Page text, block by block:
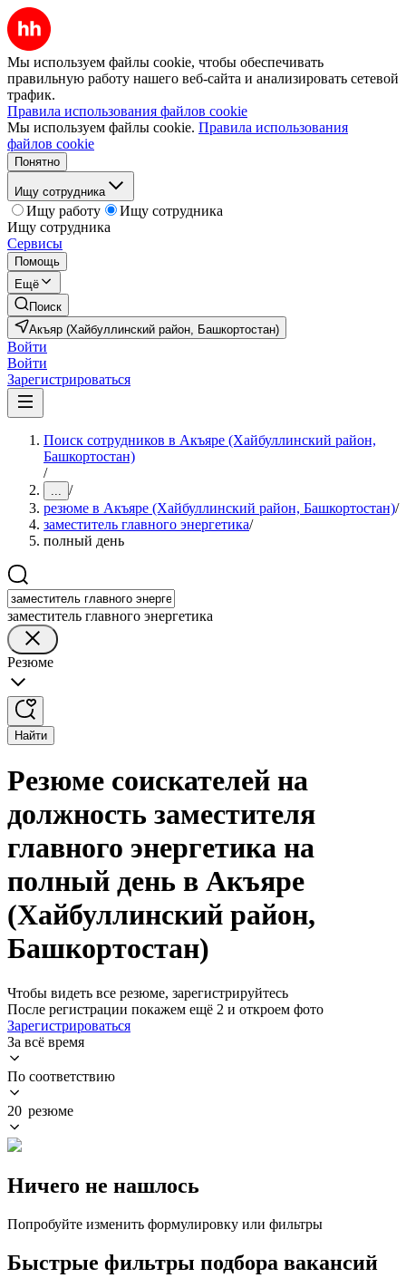
Мы используем файлы cookie, чтобы обеспечивать
правильную работу нашего веб-сайта и анализировать сетевой
трафик.
Правила использования файлов cookie
Мы используем файлы cookie. Правила использования
файлов cookie
Понятно
Ищу сотрудника
Ищу работу
Ищу сотрудника
Ищу сотрудника
Сервисы
Помощь
Ещё
Поиск
Акъяр (Хайбуллинский район, Башкортостан)
Войти
Войти
Зарегистрироваться
Поиск сотрудников в Акъяре (Хайбуллинский район,
Башкортостан)
/
... /
резюме в Акъяре (Хайбуллинский район, Башкортостан)/
заместитель главного энергетика/
полный день
заместитель главного энергетика
Резюме
Найти
Резюме соискателей на
должность заместителя
главного энергетика на
полный день в Акъяре
(Хайбуллинский район,
Башкортостан)
Чтобы видеть все резюме, зарегистрируйтесь
После регистрации покажем ещё 2 и откроем фото
Зарегистрироваться
За всё время
По соответствию
20 резюме
Ничего не нашлось
Попробуйте изменить формулировку или фильтры
Быстрые фильтры подбора вакансий